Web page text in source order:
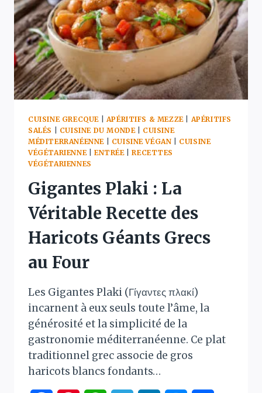
À
LA
SAUCE
TOMATE
ÉPICÉE
CUISINE GRECQUE| APÉRITIFS & MEZZE| APÉRITIFS
SALÉS
CUISINE DU MONDE| CUISINE
MÉDITERRANÉENNE| CUISINE VÉGAN
CUISINE
VÉGÉTARIENNE| ENTRÉE|RECETTES
VÉGÉTARIENNES
Gigantes Plaki : La
Véritable Recette des
Haricots Géants Grecs
au Four
Les Gigantes Plaki (Γίγαντες πλακί)
incarnent à eux seuls toute l’âme, la
générosité et la simplicité de la
gastronomie méditerranéenne. Ce plat
traditionnel grec associe de gros
haricots blancs fondants…